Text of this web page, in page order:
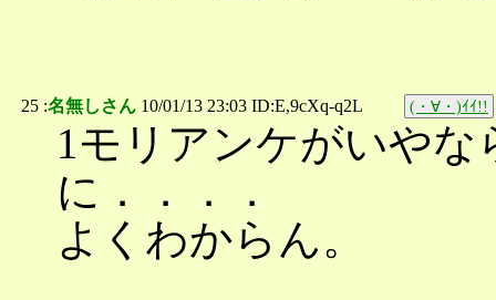
25 :名無しさん 10/01/13 23:03 ID:E,9cXq-q2L (・∀・)ｲｲ!!
1モリアンケがいや
に．．．．
よくわからん。